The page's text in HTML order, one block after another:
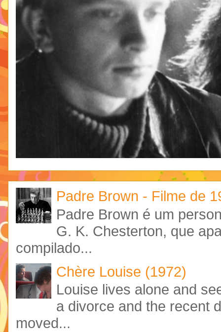
Padre Brown - Filme de
Padre Brown é um
G. K. Chesterton, que
compilado...
Chère Louise (1972)
Louise lives alone and
a divorce and the recent
moved...